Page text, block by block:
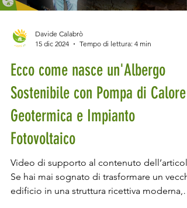
15 dic 2024
Tempo di lettura: 4 min
Ecco come nasce un'Albergo
Sostenibile con Pompa di Calore
Geotermica e Impianto
Fotovoltaico
Video di supporto al contenuto